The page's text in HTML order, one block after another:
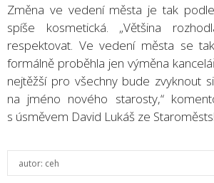
Změna ve vedení města je tak
spíše kosmetická. „Většina
respektovat. Ve vedení města se
formálně proběhla jen výměna
nejtěžší pro všechny bude zvyknout
na jméno nového starosty,“
s úsměvem David Lukáš ze
autor: ceh